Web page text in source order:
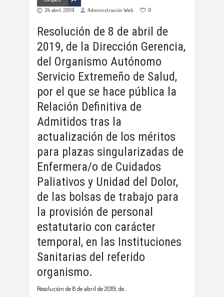
24 abril, 2019 Administración Web 0
Resolución de 8 de abril de
2019, de la Dirección Gerencia,
del Organismo Autónomo
Servicio Extremeño de Salud,
por el que se hace pública la
Relación Definitiva de
Admitidos tras la
actualización de los méritos
para plazas singularizadas de
Enfermera/o de Cuidados
Paliativos y Unidad del Dolor,
de las bolsas de trabajo para
la provisión de personal
estatutario con carácter
temporal, en las Instituciones
Sanitarias del referido
organismo.
Resolución de 8 de abril de 2019, de